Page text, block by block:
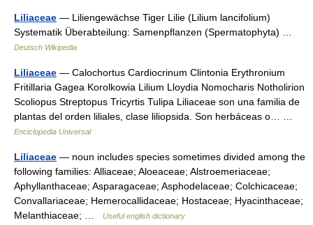
Liliaceae — Liliengewächse Tiger Lilie (Lilium lancifolium)
Systematik Überabteilung: Samenpflanzen (Spermatophyta) …
Deutsch Wikipedia
Liliaceae — Calochortus Cardiocrinum Clintonia Erythronium
Fritillaria Gagea Korolkowia Lilium Lloydia Nomocharis Notholirion
Scoliopus Streptopus Tricyrtis Tulipa Liliaceae son una familia de
plantas del orden liliales, clase liliopsida. Son herbáceas o… …
Enciclopedia Universal
Liliaceae — noun includes species sometimes divided among the
following families: Alliaceae; Aloeaceae; Alstroemeriaceae;
Aphyllanthaceae; Asparagaceae; Asphodelaceae; Colchicaceae;
Convallariaceae; Hemerocallidaceae; Hostaceae; Hyacinthaceae;
Melanthiaceae; …
Useful english dictionary